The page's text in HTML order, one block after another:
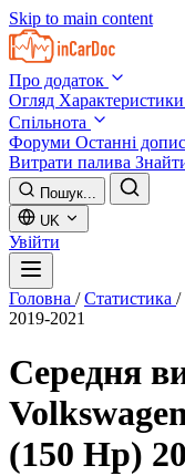
Skip to main content
Про додаток
Огляд Характеристики
Спільнота
Форуми Останні
Витрати палива
Пошук...
UK
Увійти
Головна / Статистика /
2019-2021
Середня
(150 Hp)